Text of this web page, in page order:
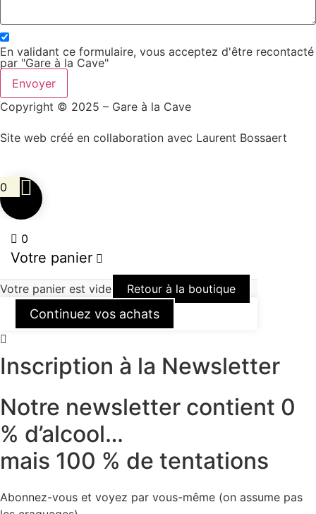
En validant ce formulaire, vous acceptez d'être recontacté
par "Gare à la Cave"
Envoyer
Copyright © 2025 – Gare à la Cave
Site web créé en collaboration avec Laurent Bossaert
0
0
Votre panier
Votre panier est vide Retour à la boutique
Continuez vos achats
Inscription à la Newsletter
Notre newsletter contient 0
% d’alcool…
mais 100 % de tentations
Abonnez-vous et voyez par vous-même (on assume pas